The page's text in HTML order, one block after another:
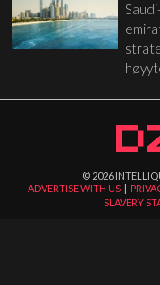
© 2026
ADVERTISE WITH US |
SLAVERY